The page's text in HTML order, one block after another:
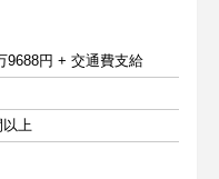
9688円 + 交通費支給
以上